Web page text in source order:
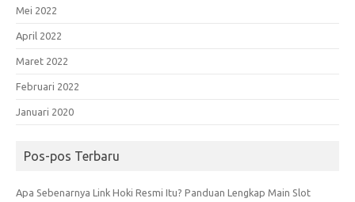
Mei 2022
April 2022
Maret 2022
Februari 2022
Januari 2020
Pos-pos Terbaru
Apa Sebenarnya Link Hoki Resmi Itu? Panduan Lengkap Main Slot